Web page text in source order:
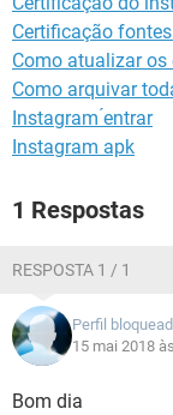
GUIA DE COMPRAS
Certificação
Como atualizar
Como arquivar
Instagram ́entrar
Instagram apk
1 Respostas
RESPOSTA 1 / 1
Perfil
15 mai 2018
Bom dia